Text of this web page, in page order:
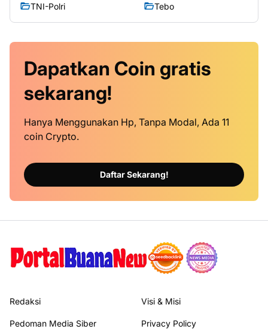
TNI-Polri
Tebo
Dapatkan Coin gratis
sekarang!
Hanya Menggunakan Hp, Tanpa Modal, Ada 11
coin Crypto.
Daftar Sekarang!
Redaksi Visi & Misi
Pedoman Media Siber Privacy Policy